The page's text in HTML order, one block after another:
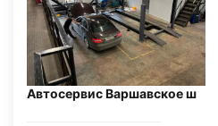
Автосервис Варшавское ш